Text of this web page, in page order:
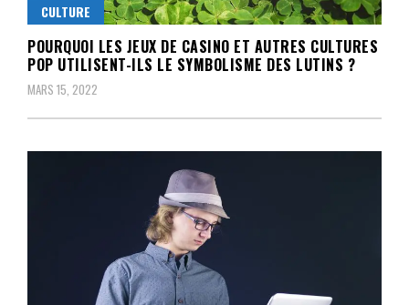
CULTURE
POURQUOI LES JEUX DE CASINO ET AUTRES CULTURES
POP UTILISENT-ILS LE SYMBOLISME DES LUTINS ?
MARS 15, 2022